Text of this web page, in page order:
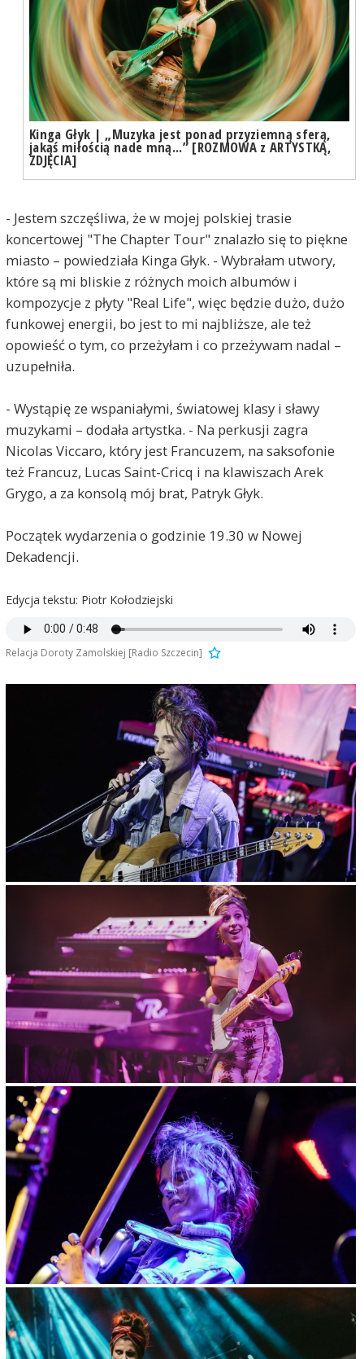
Kinga Głyk | „Muzyka jest ponad przyziemną sferą,
jakąś miłością nade mną...” [ROZMOWA z ARTYSTKĄ,
ZDJĘCIA]
- Jestem szczęśliwa, że w mojej polskiej trasie
koncertowej "The Chapter Tour" znalazło się to piękne
miasto – powiedziała Kinga Głyk. - Wybrałam utwory,
które są mi bliskie z różnych moich albumów i
kompozycje z płyty "Real Life", więc będzie dużo, dużo
funkowej energii, bo jest to mi najbliższe, ale też
opowieść o tym, co przeżyłam i co przeżywam nadal –
uzupełniła.
- Wystąpię ze wspaniałymi, światowej klasy i sławy
muzykami – dodała artystka. - Na perkusji zagra
Nicolas Viccaro, który jest Francuzem, na saksofonie
też Francuz, Lucas Saint-Cricq i na klawiszach Arek
Grygo, a za konsolą mój brat, Patryk Głyk.
Początek wydarzenia o godzinie 19.30 w Nowej
Dekadencji.
Edycja tekstu: Piotr Kołodziejski
Relacja Doroty Zamolskiej [Radio Szczecin]